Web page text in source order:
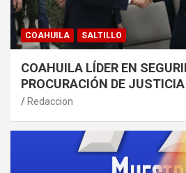
COAHUILA SALTILLO
COAHUILA LÍDER EN
PROCURACIÓN DE JUSTICIA
Redaccion